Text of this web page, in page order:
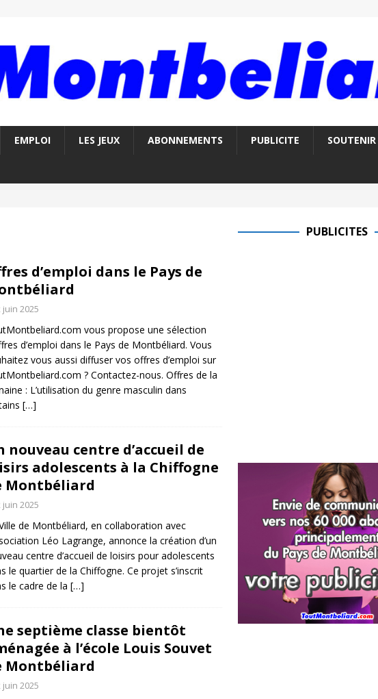
EMPLOI LES JEUX ABONNEMENTS PUBLICITE SOUTENIR
d’emploi dans le Pays de
juin 2025
vous propose une sélection
d’emploi dans le Pays de Montbéliard. Vous
vous aussi diffuser vos offres d’emploi sur
? Contactez-nous. Offres de la
: L’utilisation du genre masculin dans
[…]
nouveau centre d’accueil de
adolescents à la Chiffogne
Montbéliard
juin 2025
de Montbéliard, en collaboration avec
Léo Lagrange, annonce la création d’un
centre d’accueil de loisirs pour adolescents
le quartier de la Chiffogne. Ce projet s’inscrit
le cadre de la […]
septième classe bientôt
à l’école Louis Souvet
Montbéliard
juin 2025
PUBLICITES